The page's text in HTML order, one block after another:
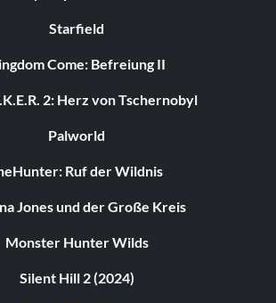
Starfield
Come: Befreiung II
2: Herz von Tschernobyl
Palworld
Ruf der Wildnis
Jones und der Große Kreis
Monster Hunter Wilds
Silent Hill 2 (2024)